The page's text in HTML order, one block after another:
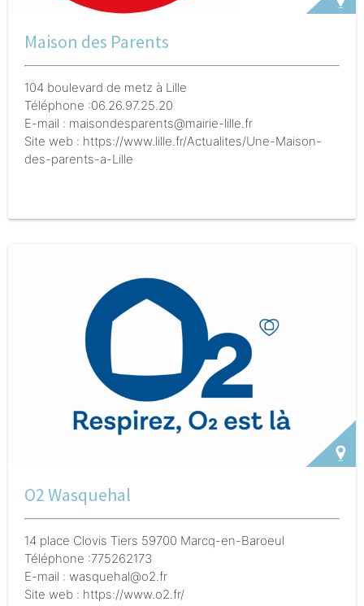
Maison des Parents
104 boulevard de metz à Lille
Téléphone :06.26.97.25.20
E-mail : maisondesparents@mairie-lille.fr
Site web : https://www.lille.fr/Actualites/Une-Maison-
des-parents-a-Lille
médiation familiale, information sur les modes
Des ateliers collectifs, ouverts aux parents
(ou aux parents avec leurs enfants) sont mis en place :
ateliers autour des besoins fondamentaux des jeunes
enfants : sommeil, favorisation de la sécurité affective,
importance du jeu, place des écrans, couple parental
groupes de paroles ..
O2 Wasquehal
14 place Clovis Tiers 59700 Marcq-en-Baroeul
Téléphone :775262173
E-mail : wasquehal@o2.fr
Site web : https://www.o2.fr/